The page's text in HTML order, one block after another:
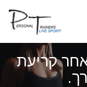
קריעת